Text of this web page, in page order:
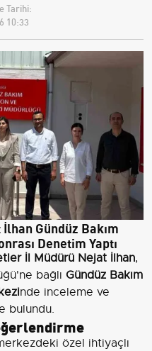
Tarihi:
10:33
Gündüz Bakım
Denetim Yaptı
İl Müdürü Nejat İlhan,
bağlı Gündüz Bakım
nde inceleme ve
bulundu.
özel ihtiyaçlı